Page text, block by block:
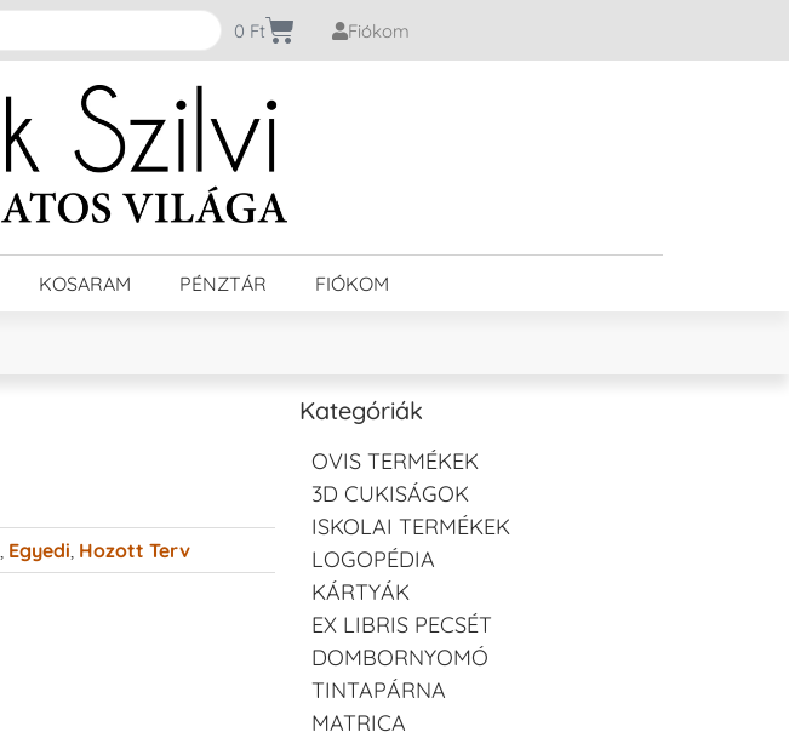
0 Ft Fiókom
KOSARAM PÉNZTÁR FIÓKOM
Egyedi Hozott Terv
Kategóriák
OVIS TERMÉKEK
3D CUKISÁGOK
ISKOLAI TERMÉKEK
LOGOPÉDIA
KÁRTYÁK
EX LIBRIS PECSÉT
DOMBORNYOMÓ
TINTAPÁRNA
MATRICA